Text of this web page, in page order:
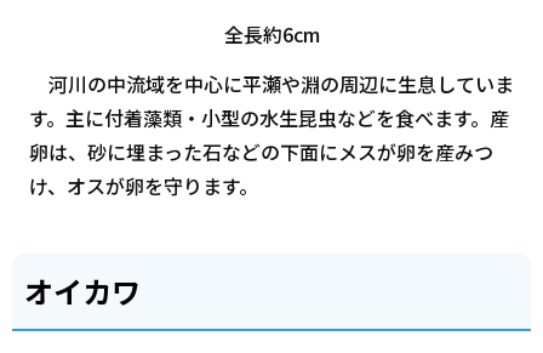
全長約6cm
河川の中流域を中心に平瀬や淵の周辺に生息していま
す。主に付着藻類・小型の水生昆虫などを食べます。産
卵は、砂に埋まった石などの下面にメスが卵を産みつ
け、オスが卵を守ります。
オイカワ